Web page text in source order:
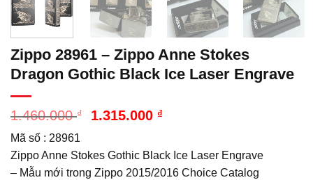
Zippo 28961 – Zippo Anne Stokes
Dragon Gothic Black Ice Laser Engrave
1.460.000₫
Giá
1.460.000 ₫.
1.315.000 ₫
là:
1.315.000 ₫.
Mã số : 28961
Zippo Anne Stokes Gothic Black Ice Laser Engrave
– Mẫu mới trong Zippo 2015/2016 Choice Catalog